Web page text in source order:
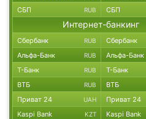
СБП RUB СБП
Интернет-банкинг
Сбербанк RUB Сбербанк
Альфа-Банк RUB Альфа-Банк
Т-Банк RUB Т-Банк
ВТБ RUB ВТБ
Приват 24 UAH Приват 24
Kaspi Bank KZT Kaspi Bank